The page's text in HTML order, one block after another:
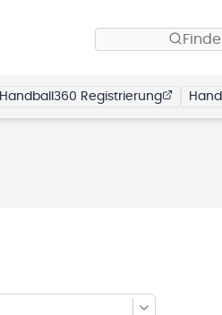
Handball360 Registrierung